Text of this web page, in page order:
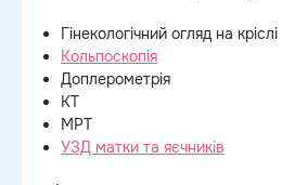
Гінекологічний огляд на кріслі
Кольпоскопія
Доплерометрія
КТ
МРТ
УЗД матки та яєчників